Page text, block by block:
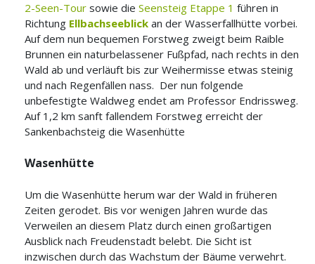
2-Seen-Tour sowie die Seensteig Etappe 1 führen in
Richtung Ellbachseeblick an der Wasserfallhütte vorbei.
Auf dem nun bequemen Forstweg zweigt beim Raible
Brunnen ein naturbelassener Fußpfad, nach rechts in den
Wald ab und verläuft bis zur Weihermisse etwas steinig
und nach Regenfällen nass. Der nun folgende
unbefestigte Waldweg endet am Professor Endrissweg.
Auf 1,2 km sanft fallendem Forstweg erreicht der
Sankenbachsteig die Wasenhütte
Wasenhütte
Um die Wasenhütte herum war der Wald in früheren
Zeiten gerodet. Bis vor wenigen Jahren wurde das
Verweilen an diesem Platz durch einen großartigen
Ausblick nach Freudenstadt belebt. Die Sicht ist
inzwischen durch das Wachstum der Bäume verwehrt.